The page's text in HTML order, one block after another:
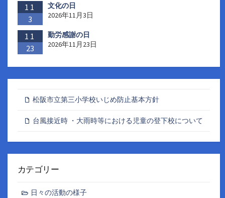
11
3
文化の日
2026年11月3日
11
23
勤労感謝の日
2026年11月23日
松阪市立第三小学校いじめ防止基本方針
台風接近時 ・大雨時等における児童の登下校について
カテゴリー
日々の活動の様子